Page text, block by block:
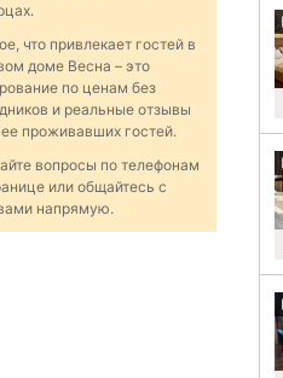
что привлекает гостей в
доме Весна – это
по ценам без
и реальные отзывы
проживавших гостей.
вопросы по телефонам
или общайтесь с
напрямую.